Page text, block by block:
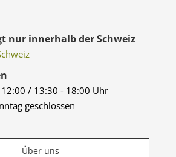
nur innerhalb der Schweiz
/ 13:30 - 18:00 Uhr
geschlossen
Über uns